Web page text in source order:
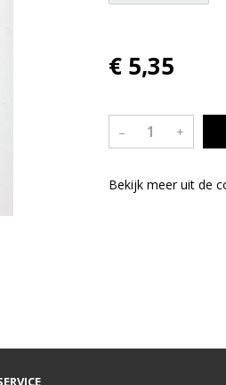
€ 5,35
– +
Bekijk meer uit de